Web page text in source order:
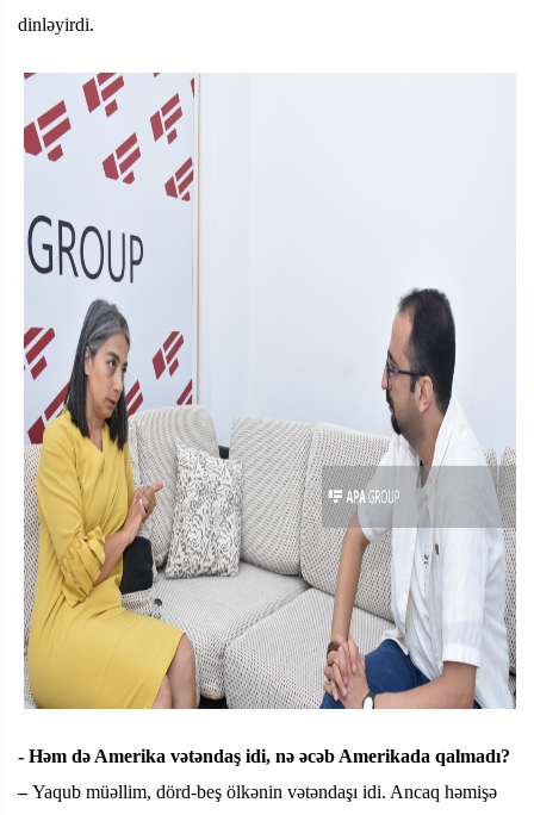
dinləyirdi.
- Həm də Amerika vətəndaş idi, nə əcəb Amerikada qalmadı?
– Yaqub müəllim, dörd-beş ölkənin vətəndaşı idi. Ancaq həmişə